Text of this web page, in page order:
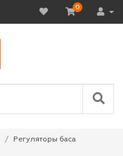
0
Регуляторы баса